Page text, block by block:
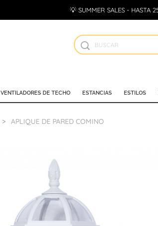
💡 SUMMER SALES - HASTA
VENTILADORES DE TECHO ESTANCIAS ESTILOS
APLIQUE DE PARED COMINO